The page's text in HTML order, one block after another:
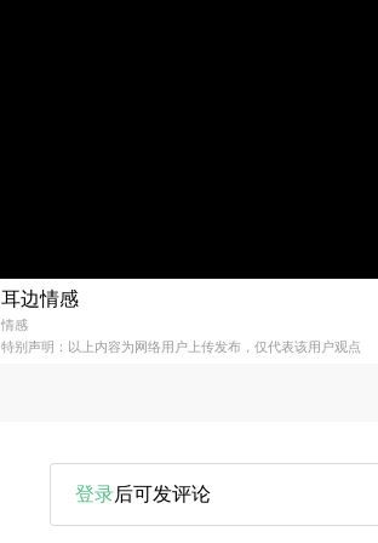
耳边情感
情感
特别声明：以上内容为网络用户上传发布，仅代表该用户观点
登录后可发评论